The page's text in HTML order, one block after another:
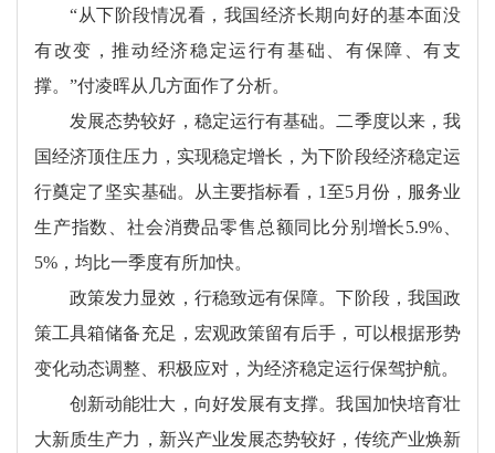
“从下阶段情况看，我国经济长期向好的基本面没
有改变，推动经济稳定运行有基础、有保障、有支
撑。”付凌晖从几方面作了分析。
发展态势较好，稳定运行有基础。二季度以来，我
国经济顶住压力，实现稳定增长，为下阶段经济稳定运
行奠定了坚实基础。从主要指标看，1至5月份，服务业
生产指数、社会消费品零售总额同比分别增长5.9%、
5%，均比一季度有所加快。
政策发力显效，行稳致远有保障。下阶段，我国政
策工具箱储备充足，宏观政策留有后手，可以根据形势
变化动态调整、积极应对，为经济稳定运行保驾护航。
创新动能壮大，向好发展有支撑。我国加快培育壮
大新质生产力，新兴产业发展态势较好，传统产业焕新